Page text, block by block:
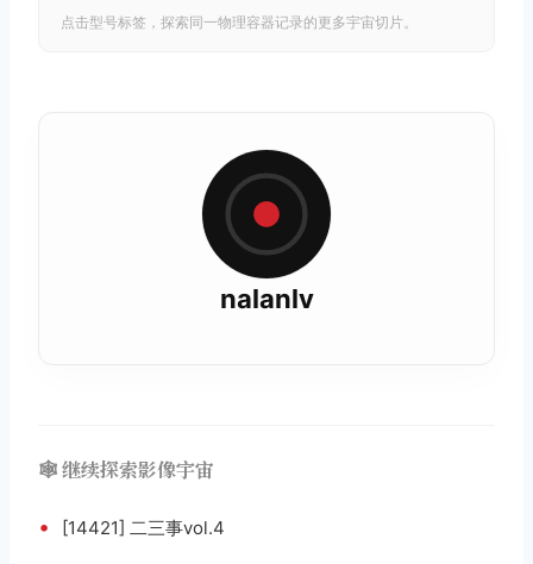
点击型号标签，探索同一物理容器记录的更多宇宙切片。
nalanlv
🕸️ 继续探索影像宇宙
• [14421] 二三事vol.4